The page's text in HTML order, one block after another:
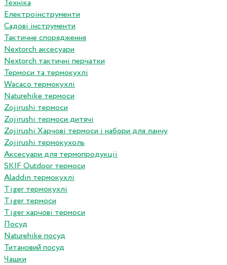
Техніка
Електроінструменти
Садові інструменти
Тактичне спорядження
Nextorch аксесуари
Nextorch тактичні перчатки
Термоси та термокухлі
Wacaco термокухлі
Naturehike термоси
Zojirushi термоси
Zojirushi термоси дитячі
Zojirushi Харчові термоси і набори для ланчу
Zojirushi термокухоль
Аксесуари для термопродукціі
SKIF Outdoor термоси
Aladdin термокухлі
Tiger термокухлі
Tiger термоси
Tiger харчові термоси
Посуд
Naturehike посуд
Титановий посуд
Чашки